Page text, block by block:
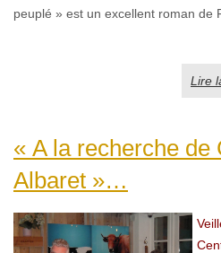
peuplé » est un excellent roman de
Lire
« A la recherche de
Albaret »…